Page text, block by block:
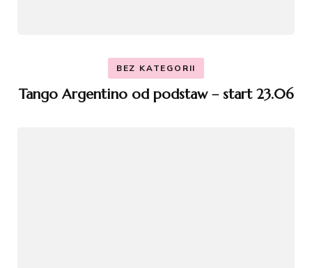
BEZ KATEGORII
Tango Argentino od podstaw – start 23.06